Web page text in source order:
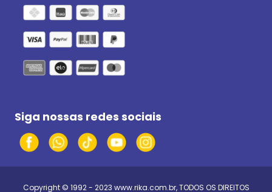
Siga nossas redes sociais
Copyright © 1992 - 2023 www.rika.com.br, TODOS OS DIREITOS